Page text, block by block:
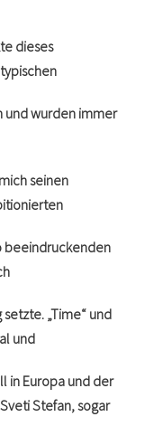
dieses
und wurden immer
seinen
beeindruckenden
„Time“ und
und
in Europa und der
Stefan, sogar